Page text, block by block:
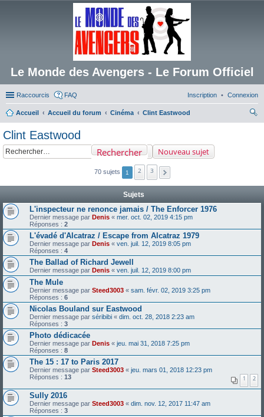
Le Monde des Avengers - Le Forum Officiel
Raccourcis FAQ Connexion
Inscription
Accueil Accueil du forum Cinéma
Clint Eastwood
Clint Eastwood
Nouveau sujet
Rechercher
70 sujets 1 2 3
Sujets
L'inspecteur ne renonce jamais / The Enforcer 1976
Dernier message par Denis « mer. oct. 02, 2019 4:15 pm
Réponses : 2
L'évadé d'Alcatraz / Escape from Alcatraz 1979
Dernier message par Denis « ven. juil. 12, 2019 8:05 pm
Réponses : 4
The Ballad of Richard Jewell
Dernier message par Denis « ven. juil. 12, 2019 8:00 pm
The Mule
Dernier message par Steed3003 « sam. févr. 02, 2019 3:25 pm
Réponses : 6
Nicolas Bouland sur Eastwood
Dernier message par séribibi « dim. oct. 28, 2018 2:23 am
Réponses : 3
Photo dédicacée
Dernier message par Denis « jeu. mai 31, 2018 7:25 pm
Réponses : 8
The 15 : 17 to Paris 2017
Dernier message par Steed3003 « jeu. mars 01, 2018 12:23 pm
Réponses : 13 1 2
Sully 2016
Dernier message par Steed3003 « dim. nov. 12, 2017 11:47 am
Réponses : 3